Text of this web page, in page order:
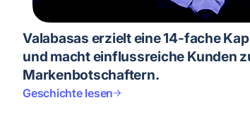
Valabasas erzielt eine 14-fache
und macht einflussreiche Kunden
Markenbotschaftern.
Geschichte lesen